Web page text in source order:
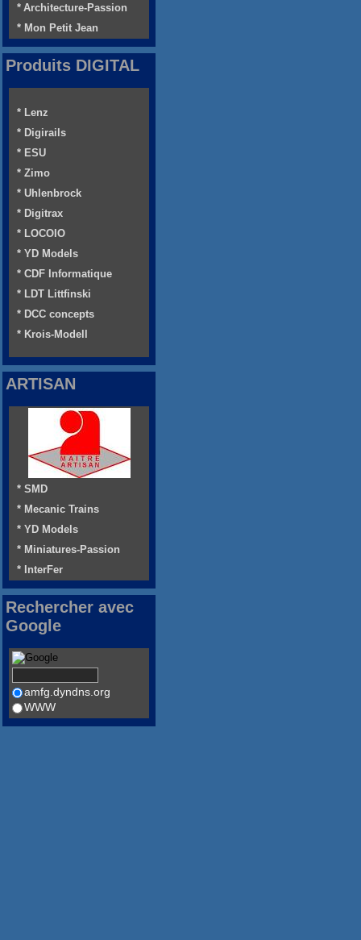
* Architecture-Passion
* Mon Petit Jean
Produits DIGITAL
* Lenz
* Digirails
* ESU
* Zimo
* Uhlenbrock
* Digitrax
* LOCOIO
* YD Models
* CDF Informatique
* LDT Littfinski
* DCC concepts
* Krois-Modell
ARTISAN
* SMD
* Mecanic Trains
* YD Models
* Miniatures-Passion
* InterFer
Rechercher avec
Google
amfg.dyndns.org
WWW